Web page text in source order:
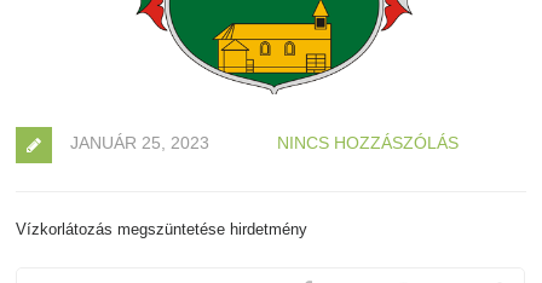
JANUÁR 25, 2023 NINCS HOZZÁSZÓLÁS
Vízkorlátozás megszüntetése hirdetmény